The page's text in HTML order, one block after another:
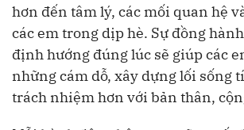
hơn đến tâm lý, các mối quan hệ
các em trong dịp hè. Sự đồng
định hướng đúng lúc sẽ giúp các
những cám dỗ, xây dựng lối sống
trách nhiệm hơn với bản thân,